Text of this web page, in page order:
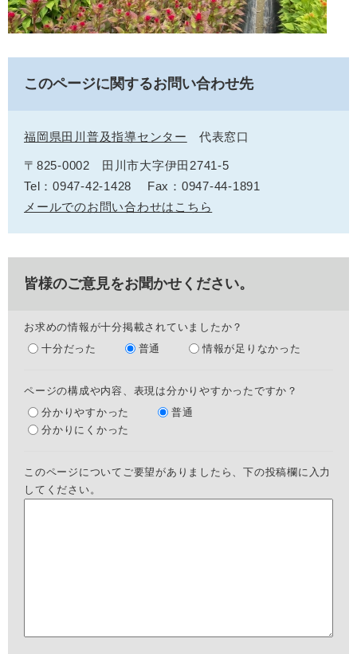
このページに関するお問い合わせ先
福岡県田川普及指導センター 代表窓口
〒825-0002
田川市大字伊田2741-5
Tel：0947-42-1428
Fax：0947-44-1891
メールでのお問い合わせはこちら
皆様のご意見をお聞かせください。
お求めの情報が十分掲載されていましたか？
十分だった
普通 情報が足りなかった
ページの構成や内容、表現は分かりやすかったですか？
分かりやすかった
普通
分かりにくかった
このページについてご要望がありましたら、下の投稿欄に入力
してください。